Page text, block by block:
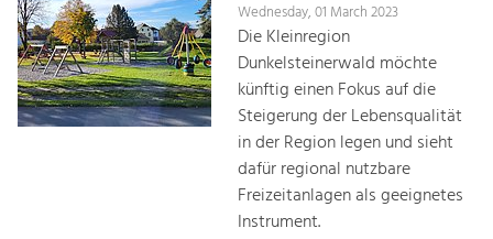
Wednesday, 01 March 2023
Die Kleinregion
Dunkelsteinerwald möchte
künftig einen Fokus auf die
Steigerung der Lebensqualität
in der Region legen und sieht
dafür regional nutzbare
Freizeitanlagen als geeignetes
Instrument.